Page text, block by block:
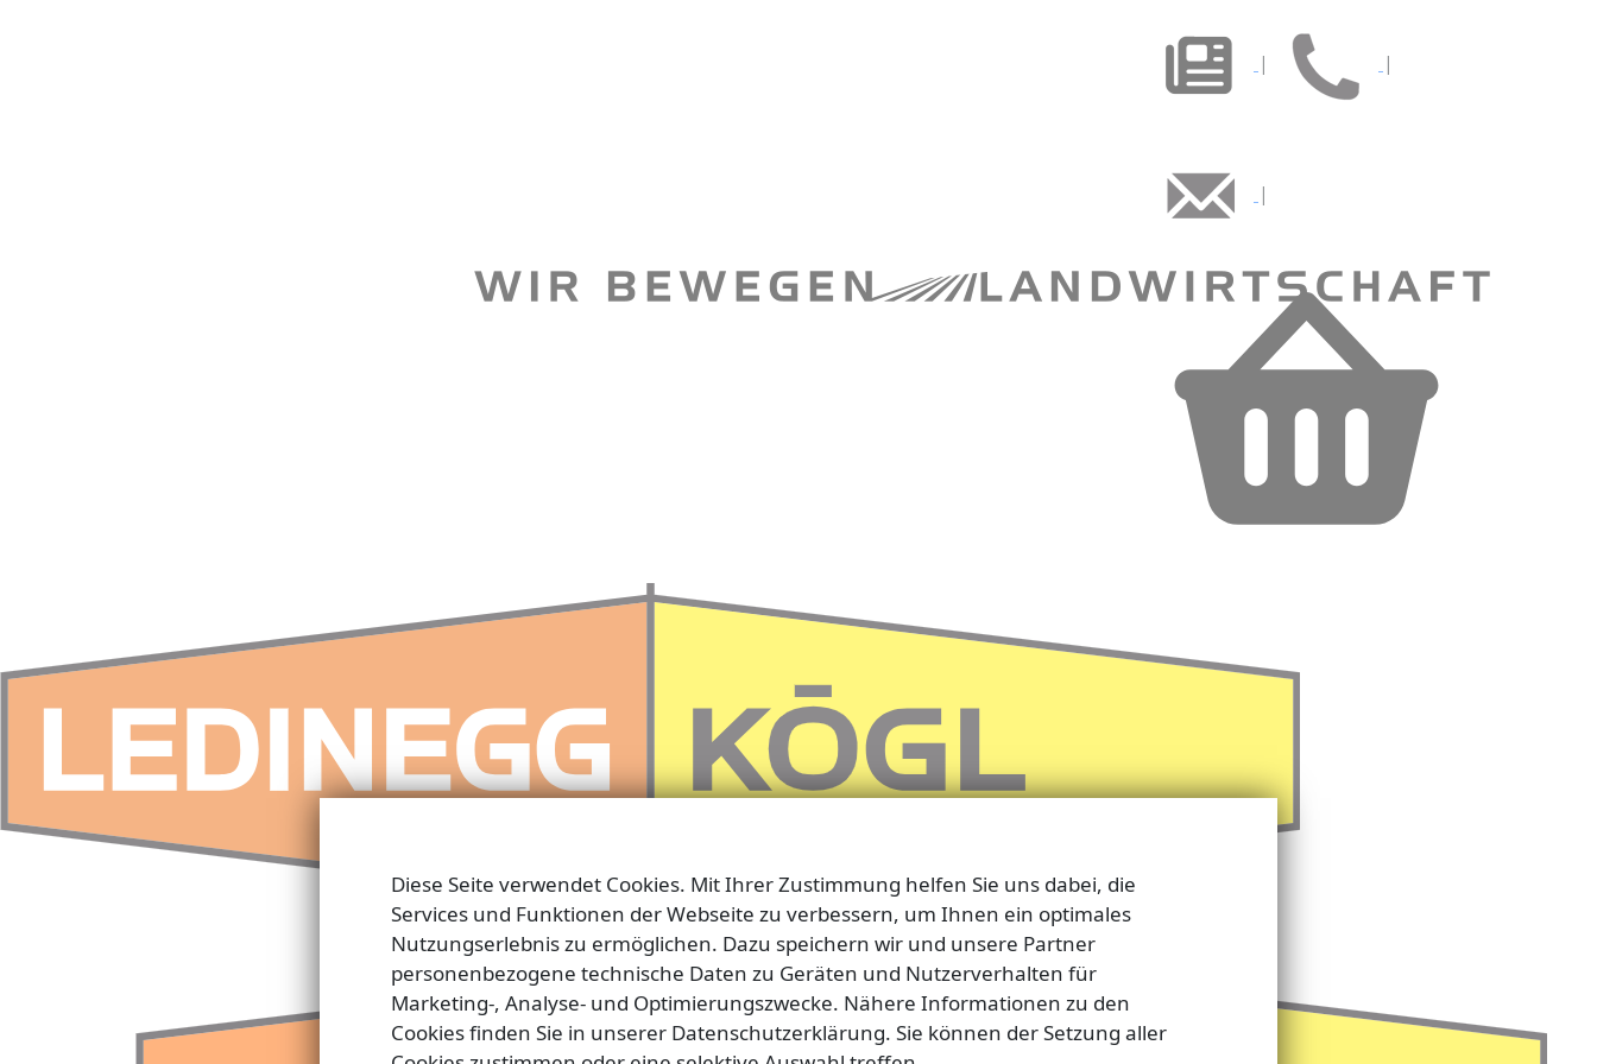
| |
|
Diese Seite verwendet Cookies. Mit Ihrer Zustimmung helfen Sie uns dabei, die
Services und Funktionen der Webseite zu verbessern, um Ihnen ein optimales
Nutzungserlebnis zu ermöglichen. Dazu speichern wir und unsere Partner
personenbezogene technische Daten zu Geräten und Nutzerverhalten für
Marketing-, Analyse- und Optimierungszwecke. Nähere Informationen zu den
Cookies finden Sie in unserer Datenschutzerklärung. Sie können der Setzung aller